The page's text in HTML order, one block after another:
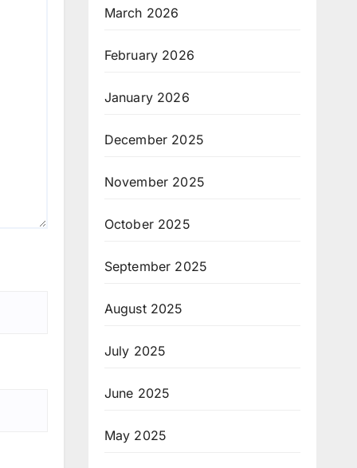
March 2026
February 2026
January 2026
December 2025
November 2025
October 2025
September 2025
August 2025
July 2025
June 2025
May 2025